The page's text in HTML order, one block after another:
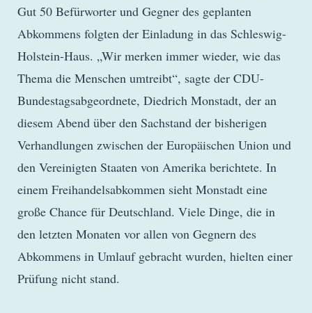
Gut 50 Befürworter und Gegner des geplanten
Abkommens folgten der Einladung in das Schleswig-
Holstein-Haus. „Wir merken immer wieder, wie das
Thema die Menschen umtreibt“, sagte der CDU-
Bundestagsabgeordnete, Diedrich Monstadt, der an
diesem Abend über den Sachstand der bisherigen
Verhandlungen zwischen der Europäischen Union und
den Vereinigten Staaten von Amerika berichtete. In
einem Freihandelsabkommen sieht Monstadt eine
große Chance für Deutschland. Viele Dinge, die in
den letzten Monaten vor allen von Gegnern des
Abkommens in Umlauf gebracht wurden, hielten einer
Prüfung nicht stand.